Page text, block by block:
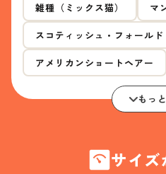
雑種（ミックス猫） マ
スコティッシュ・フォールド
アメリカンショートヘアー
もっ
サイズ